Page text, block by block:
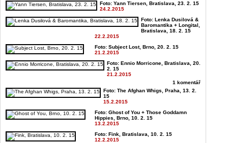
Foto: Yann Tiersen, Bratislava, 23. 2. 15
24.2.2015
Foto: Lenka Dusilová &
Baromantika + Longital,
Bratislava, 18. 2. 15
22.2.2015
Foto: Subject Lost, Brno, 20. 2. 15
21.2.2015
Foto: Ennio Morricone, Bratislava, 20.
2. 15
21.2.2015
1 komentář
Foto: The Afghan Whigs, Praha, 13. 2.
15
15.2.2015
Foto: Ghost of You + Those Goddamn
Hippies, Brno, 10. 2. 15
13.2.2015
Foto: Fink, Bratislava, 10. 2. 15
12.2.2015